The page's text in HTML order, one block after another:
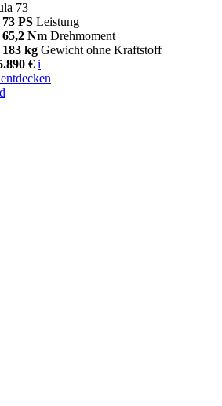
73
73 PS Leistung
65,2 Nm Drehmoment
183 kg Gewicht ohne Kraftstoff
€ i